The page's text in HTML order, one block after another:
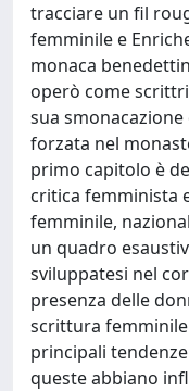
tracciare un fil
femminile e
monaca
operò come
sua
forzata nel
primo capitolo è
critica femminista
femminile,
un quadro
sviluppatesi nel
presenza delle
scrittura
principali
queste abbiano